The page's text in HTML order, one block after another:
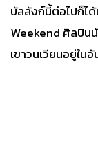
บัลลังก์นี้ต่อไปก็ไ
Weekend ศิลปิน
เขาวนเวียนอยู่ใน